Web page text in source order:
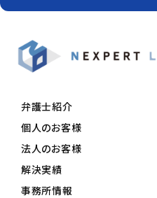
弁護士紹介
個人のお客様
法人のお客様
解決実績
事務所情報